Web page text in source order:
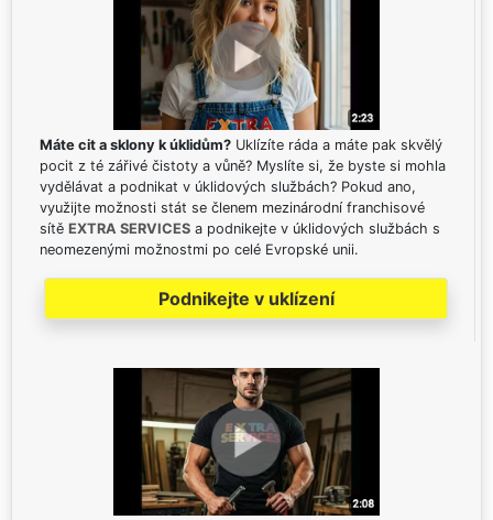
Máte cit a sklony k úklidům? Uklízíte ráda a máte pak skvělý
pocit z té zářivé čistoty a vůně? Myslíte si, že byste si mohla
vydělávat a podnikat v úklidových službách? Pokud ano,
využijte možnosti stát se členem mezinárodní franchisové
sítě EXTRA SERVICES a podnikejte v úklidových službách s
neomezenými možnostmi po celé Evropské unii.
Podnikejte v uklízení